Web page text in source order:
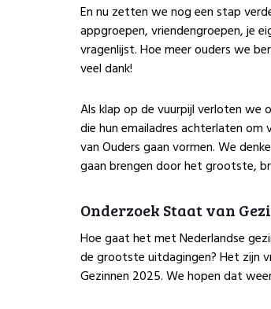
En nu zetten we nog een stap
appgroepen, vriendengroepen, je
vragenlijst. Hoe meer ouders we
veel dank!
Als klap op de vuurpijl verloten we
die hun emailadres achterlaten om
van Ouders gaan vormen. We
gaan brengen door het grootste,
Onderzoek Staat van
Hoe gaat het met Nederlandse
de grootste uitdagingen? Het zijn
Gezinnen 2025. We hopen dat